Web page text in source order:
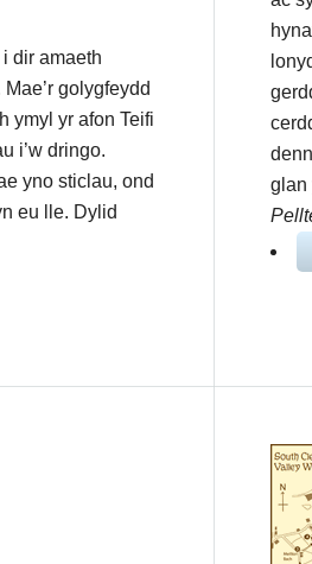
dir amaeth
golygfeydd
ymyl yr afon Teifi
i’w dringo.
yno sticlau, ond
eu lle. Dylid
glan